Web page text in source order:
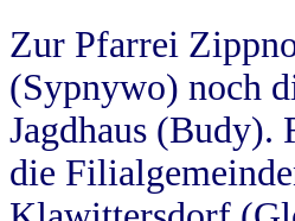
Zur Pfarrei
(Sypnywo) noch
Jagdhaus (Budy).
die